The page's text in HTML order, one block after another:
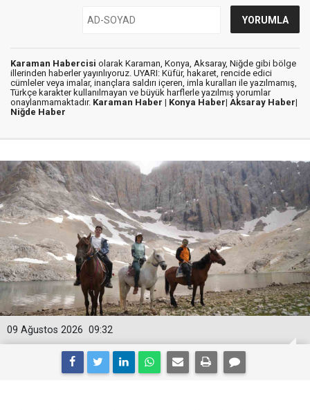
Karaman Habercisi olarak Karaman, Konya, Aksaray, Niğde gibi bölge
illerinden haberler yayınlıyoruz. UYARI: Küfür, hakaret, rencide edici
cümleler veya imalar, inançlara saldırı içeren, imla kuralları ile yazılmamış,
Türkçe karakter kullanılmayan ve büyük harflerle yazılmış yorumlar
onaylanmamaktadır. Karaman Haber | Konya Haber| Aksaray Haber|
Niğde Haber
09:32
09 Ağustos 2026